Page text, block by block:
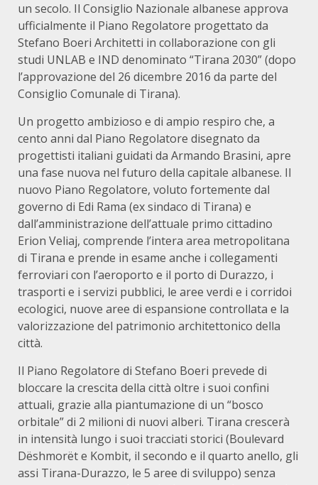
un secolo. Il Consiglio Nazionale albanese approva
ufficialmente il Piano Regolatore progettato da
Stefano Boeri Architetti in collaborazione con gli
studi UNLAB e IND denominato “Tirana 2030” (dopo
l’approvazione del 26 dicembre 2016 da parte del
Consiglio Comunale di Tirana).
Un progetto ambizioso e di ampio respiro che, a
cento anni dal Piano Regolatore disegnato da
progettisti italiani guidati da Armando Brasini, apre
una fase nuova nel futuro della capitale albanese. Il
nuovo Piano Regolatore, voluto fortemente dal
governo di Edi Rama (ex sindaco di Tirana) e
dall’amministrazione dell’attuale primo cittadino
Erion Veliaj, comprende l’intera area metropolitana
di Tirana e prende in esame anche i collegamenti
ferroviari con l’aeroporto e il porto di Durazzo, i
trasporti e i servizi pubblici, le aree verdi e i corridoi
ecologici, nuove aree di espansione controllata e la
valorizzazione del patrimonio architettonico della
città.
Il Piano Regolatore di Stefano Boeri prevede di
bloccare la crescita della città oltre i suoi confini
attuali, grazie alla piantumazione di un “bosco
orbitale” di 2 milioni di nuovi alberi. Tirana crescerà
in intensità lungo i suoi tracciati storici (Boulevard
Dëshmorët e Kombit, il secondo e il quarto anello, gli
assi Tirana-Durazzo, le 5 aree di sviluppo) senza